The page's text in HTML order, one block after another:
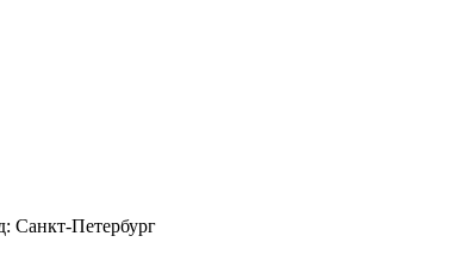
Санкт-Петербург